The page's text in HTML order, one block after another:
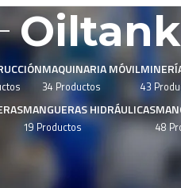
Oiltank
MAQUINARIA MÓVIL
34 Productos 43
MANGUERAS HIDRÁULICAS
19 Productos
48